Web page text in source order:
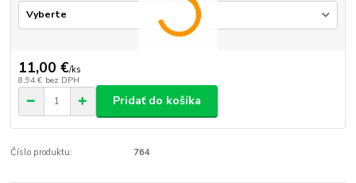
11,00 €/ks
8,94 € bez DPH
Pridať do košíka
Číslo produktu: 764